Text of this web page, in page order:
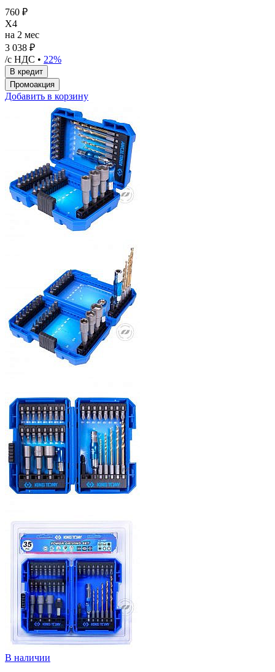
760 ₽
X4
на 2 мес
3 038 ₽
/с НДС • 22%
Добавить в корзину
В наличии